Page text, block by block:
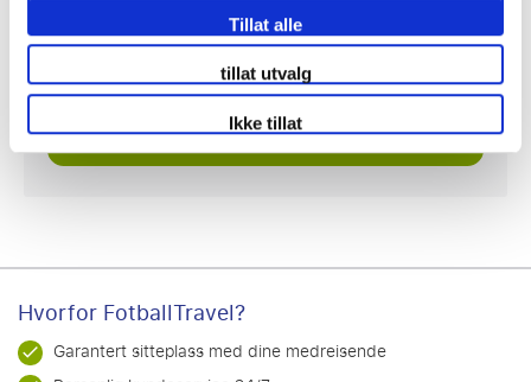
Tillat alle
tillat utvalg
Ikke tillat
2278kr
Se pakkereiser
Hvorfor FotballTravel?
Garantert sitteplass med dine medreisende